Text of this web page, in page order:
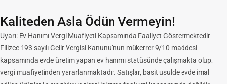
Kaliteden Asla Ödün Vermeyin!
Uyarı: Ev Hanımı Vergi Muafiyeti Kapsamında Faaliyet Göstermektedir
Filizce 193 sayılı Gelir Vergisi Kanunu’nun mükerrer 9/10 maddesi
kapsamında evde üretim yapan ev hanımı statüsünde çalışmakta olup,
vergi muafiyetinden yararlanmaktadır. Satışlar, basit usulde evde imal